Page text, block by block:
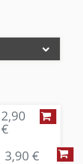
2,90
€
3,90 €